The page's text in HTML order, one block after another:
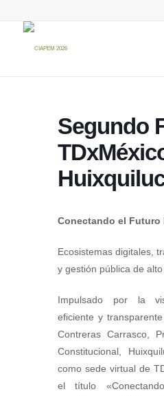
Segundo
Conectando el Futuro
Ecosistemas digitales,
y gestión pública de
Impulsado por la
eficiente y
Contreras Carrasco,
Constitucional,
como sede virtual de
el título